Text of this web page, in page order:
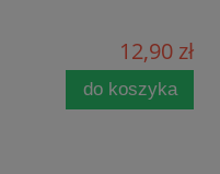
12,90 zł
do koszyka